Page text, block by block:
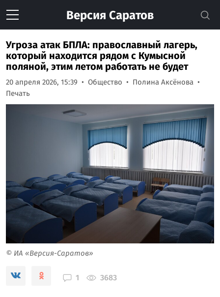
Версия Саратов
Угроза атак БПЛА: православный лагерь,
который находится рядом с Кумысной
поляной, этим летом работать не будет
20 апреля 2026, 15:39 Общество
Полина Аксёнова
Печать
© ИА «Версия-Саратов»
1 3683